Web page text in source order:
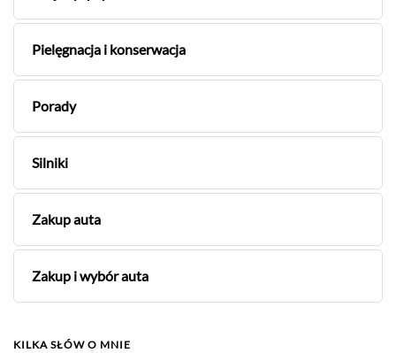
Pielęgnacja i konserwacja
Porady
Silniki
Zakup auta
Zakup i wybór auta
KILKA SŁÓW O MNIE